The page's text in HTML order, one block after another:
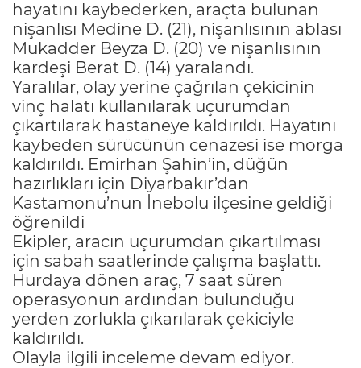
hayatını kaybederken, araçta bulunan
nişanlısı Medine D. (21), nişanlısının ablası
Mukadder Beyza D. (20) ve nişanlısının
kardeşi Berat D. (14) yaralandı.
Yaralılar, olay yerine çağrılan çekicinin
vinç halatı kullanılarak uçurumdan
çıkartılarak hastaneye kaldırıldı. Hayatını
kaybeden sürücünün cenazesi ise morga
kaldırıldı. Emirhan Şahin’in, düğün
hazırlıkları için Diyarbakır’dan
Kastamonu’nun İnebolu ilçesine geldiği
öğrenildi
Ekipler, aracın uçurumdan çıkartılması
için sabah saatlerinde çalışma başlattı.
Hurdaya dönen araç, 7 saat süren
operasyonun ardından bulunduğu
yerden zorlukla çıkarılarak çekiciyle
kaldırıldı.
Olayla ilgili inceleme devam ediyor.